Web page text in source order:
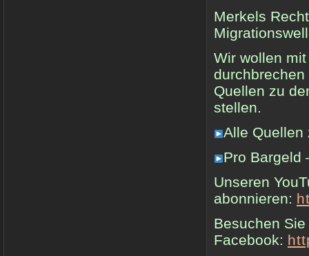
Merkels
Wir wollen
Quellen zu
stellen.
Alle
Pro Bargeld
Unseren
abonnieren:
Besuchen
Facebook: